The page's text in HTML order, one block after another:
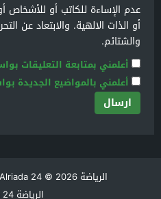
عدم الإساءة للكاتب أو للأشخاص
أو الذات الالهية. والابتعاد عن
والشتائم.
أعلمني بمتابعة التعليقات
أعلمني بالمواضيع الجديدة
الرياضة Alriada 24© 2026 جميع الحقوق محفوظة.
الرياضة Alriada 24